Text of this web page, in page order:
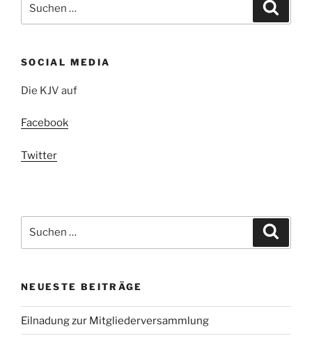
nach:
SOCIAL MEDIA
Die KJV auf
Facebook
Twitter
nach:
NEUESTE BEITRÄGE
Eilnadung zur Mitgliederversammlung